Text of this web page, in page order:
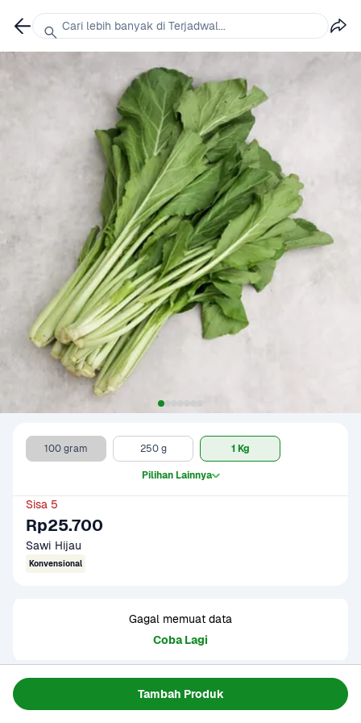
Tambah Produk
100 gram 250 g 1 Kg
Pilihan Lainnya
Sisa 5
Rp25.700
Sawi Hijau
Konvensional
Gagal memuat data
Coba Lagi
Informasi Produk
Tersedia dalam pilihan konvensional dan imperfect. Daun
Cari lebih banyak di Terjadwal...